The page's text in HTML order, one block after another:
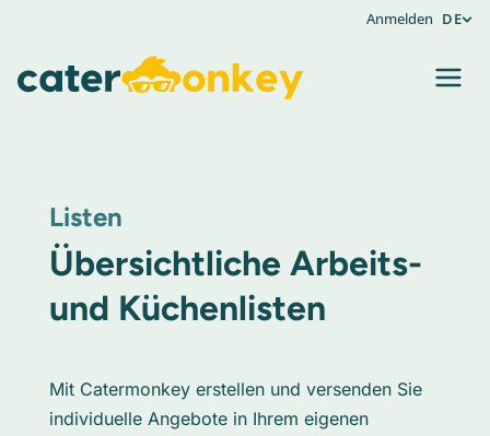
Anmelden DE
Listen
Übersichtliche Arbeits-
und Küchenlisten
Mit Catermonkey erstellen und versenden Sie
individuelle Angebote in Ihrem eigenen